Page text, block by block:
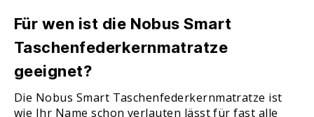
Für wen ist die Nobus Smart
Taschenfederkernmatratze
geeignet?
Die Nobus Smart Taschenfederkernmatratze ist
wie Ihr Name schon verlauten lässt für fast alle